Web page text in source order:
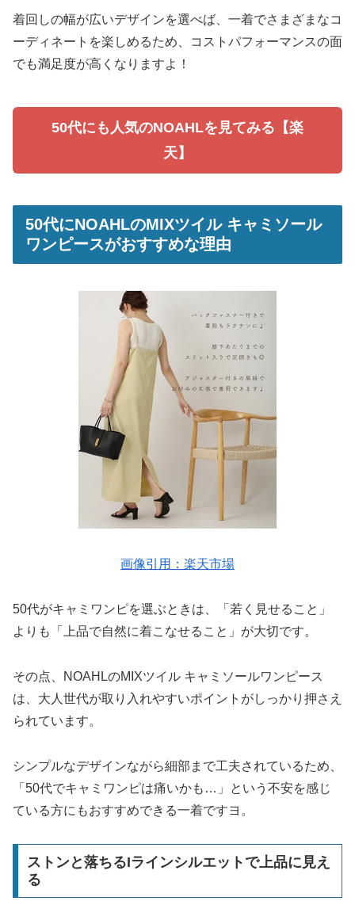
着回しの幅が広いデザインを選べば、一着でさまざまなコ
ーディネートを楽しめるため、コストパフォーマンスの面
でも満足度が高くなりますよ！
50代にも人気のNOAHLを見てみる【楽
天】
50代にNOAHLのMIXツイル キャミソール
ワンピースがおすすめな理由
画像引用：楽天市場
50代がキャミワンピを選ぶときは、「若く見せること」
よりも「上品で自然に着こなせること」が大切です。
その点、NOAHLのMIXツイル キャミソールワンピース
は、大人世代が取り入れやすいポイントがしっかり押さえ
られています。
シンプルなデザインながら細部まで工夫されているため、
「50代でキャミワンピは痛いかも…」という不安を感じ
ている方にもおすすめできる一着ですヨ。
ストンと落ちるIラインシルエットで上品に見え
る